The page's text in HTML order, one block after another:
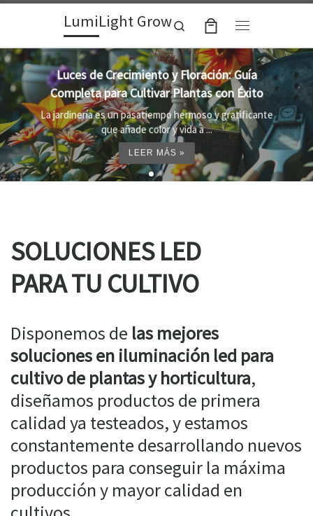
Skip to contentLumiLight Grow
Search
Lámparas para indoor: la clave para un
crecimiento óptimo de tus plantas
Al cultivar plantas en el interior, es importante
proporcionar el entorno adecuado ...
LEER MÁS »
SOLUCIONES LED
PARA TU CULTIVO
Disponemos de las mejores
soluciones en iluminación led para
cultivo de plantas y horticultura,
diseñamos productos de primera
calidad ya testeados, y estamos
constantemente desarrollando nuevos
productos para conseguir la máxima
producción y mayor calidad en